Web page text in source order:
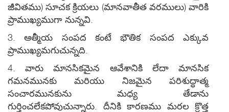
జీవితము) సూచక క్రియలు (మానవాతీత వరములు) వారికి
ప్రాముఖ్యముగా నున్నవి.
3. ఆత్మీయ సంపద కంటే భౌతిక సంపద ఎక్కువ
ప్రాముఖ్యమగుచున్నది.
4. వారు మానసికమైన ఆవేశానికి లేదా మానసిక
గమనమునకు మరియు నిజమైన పరిశుద్ధాత్మ
సంచారమునకును మధ్య తేడాను
గుర్తించలేకపోవుచున్నారు. దీనికి కారణము మరల క్రొత్త